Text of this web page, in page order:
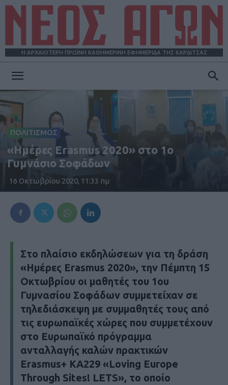
Η ΑΡΧΑΙΟΤΕΡΗ ΠΡΩΪΝΗ ΚΑΘΗΜΕΡΙΝΗ ΕΦΗΜΕΡΙΔΑ ΤΗΣ ΚΑΡΔΙΤΣΑΣ
ΠΟΛΙΤΙΣΜΟΣ
«Ημέρες Erasmus 2020» στο 1ο
Γυμνάσιο Σοφάδων
16 Οκτωβρίου 2020, 11:33 πμ
Στο πλαίσιο εκδηλώσεων για τη δράση
«Ημέρες Erasmus 2020», την Πέμπτη 15
Οκτωβρίου οι μαθητές του 1ου
Γυμνασίου Σοφάδων συμμετείχαν σε
τηλεδιάσκεψη με συμμαθητές τους από
τις ευρωπαϊκές χώρες που συμμετέχουν
στο Ευρωπαϊκό πρόγραμμα
ανταλλαγής καλών πρακτικών
Erasmus+ ΚΑ229 «Loving Europe
Through Sites! LETS», το οποίο